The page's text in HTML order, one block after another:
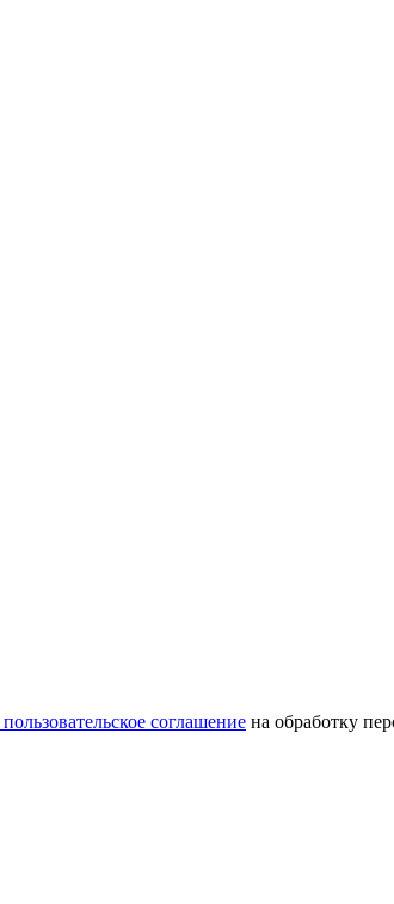
пользовательское соглашение на обработку